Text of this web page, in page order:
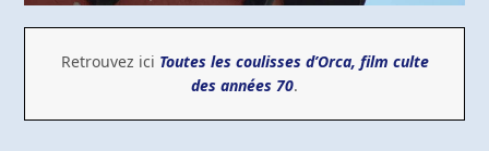
Retrouvez ici Toutes les coulisses d’Orca, film culte
des années 70.